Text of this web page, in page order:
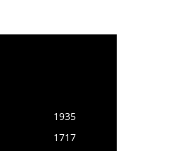
1935
1717